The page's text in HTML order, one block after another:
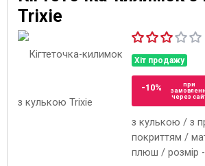
Trixie
Хіт продажу
-10%
при
через
з кулькою / з
покриттям /
плюш / розмір